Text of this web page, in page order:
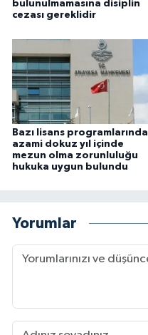
bulunulmamasına disiplin
cezası gereklidir
Bazı lisans programlarında
azami dokuz yıl içinde
mezun olma zorunluluğu
hukuka uygun bulundu
Yorumlar